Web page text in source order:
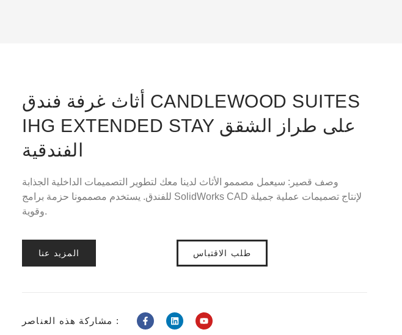
أثاث غرفة فندق CANDLEWOOD SUITES
IHG EXTENDED STAY على طراز الشقق
وصف قصير: سيعمل مصممو الأثاث لدينا معك لتطوير التصميمات الداخلية الجذابة
للفندق. يستخدم مصممونا حزمة برامج SolidWorks CAD لإنتاج تصميمات عملية جميلة
وقوية.
المزيد عنا طلب الاقتباس
مشاركة هذه العناصر :